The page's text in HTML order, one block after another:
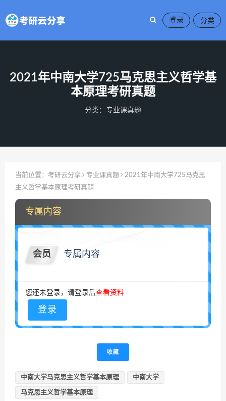
登录
2021年中南大学725马克思主义哲学基
本原理考研真题
分类： 专业课真题
当前位置： 考研云分享 专业课真题
2021年中南大学725马克思
主义哲学基本原理考研真题
专属内容
会员 专属内容
您还未登录，请登录后查看资料
登录
收藏
中南大学马克思主义哲学基本原理 中南大学
马克思主义哲学基本原理